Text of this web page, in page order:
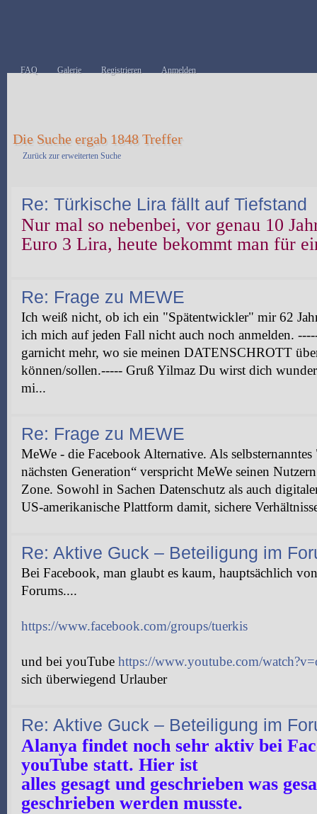
FAQ Galerie Registrieren Anmelden
Die Suche ergab 1848 Treffer
Zurück zur erweiterten Suche
Re: Türkische Lira fällt auf Tiefstand
Nur mal so nebenbei, vor genau 10
Euro 3 Lira, heute bekommt man für
Re: Frage zu MEWE
Ich weiß nicht, ob ich ein "Spätentwickler" mir 62
ich mich auf jeden Fall nicht auch noch anmelden.
garnicht mehr, wo sie meinen DATENSCHROTT
können/sollen.----- Gruß Yilmaz Du wirst dich
mi...
Re: Frage zu MEWE
MeWe - die Facebook Alternative. Als
nächsten Generation“ verspricht MeWe seinen
Zone. Sowohl in Sachen Datenschutz als auch
US-amerikanische Plattform damit, sichere
Re: Aktive Guck – Beteiligung im
Bei Facebook, man glaubt es kaum, hauptsächlich
Forums....
https://www.facebook.com/groups/tuerkis
und bei youTube https://www.youtube.com/
sich überwiegend Urlauber
Re: Aktive Guck – Beteiligung im
Alanya findet noch sehr aktiv bei
youTube statt. Hier ist
alles gesagt und geschrieben was
geschrieben werden musste.